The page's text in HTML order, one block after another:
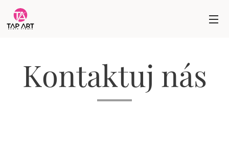
Kontaktuj nás